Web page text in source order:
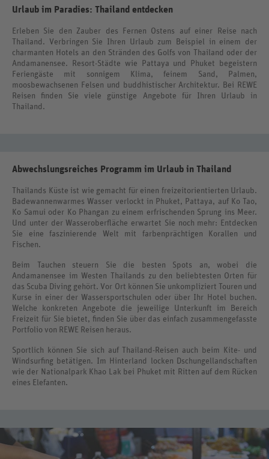
Urlaub im Paradies: Thailand entdecken
Erleben Sie den Zauber des Fernen Ostens auf einer Reise nach
Thailand. Verbringen Sie Ihren Urlaub zum Beispiel in einem der
charmanten Hotels an den Stränden des Golfs von Thailand oder der
Andamanensee. Resort-Städte wie Pattaya und Phuket begeistern
Feriengäste mit sonnigem Klima, feinem Sand, Palmen,
moosbewachsenen Felsen und buddhistischer Architektur. Bei REWE
Reisen finden Sie viele günstige Angebote für Ihren Urlaub in
Thailand.
Abwechslungsreiches Programm im Urlaub in Thailand
Thailands Küste ist wie gemacht für einen freizeitorientierten Urlaub.
Badewannenwarmes Wasser verlockt in Phuket, Pattaya, auf Ko Tao,
Ko Samui oder Ko Phangan zu einem erfrischenden Sprung ins Meer.
Und unter der Wasseroberfläche erwartet Sie noch mehr: Entdecken
Sie eine faszinierende Welt mit farbenprächtigen Korallen und
Fischen.
Beim Tauchen steuern Sie die besten Spots an, wobei die
Andamanensee im Westen Thailands zu den beliebtesten Orten für
das Scuba Diving gehört. Vor Ort können Sie unkompliziert Touren und
Kurse in einer der Wassersportschulen oder über Ihr Hotel buchen.
Welche konkreten Angebote die jeweilige Unterkunft im Bereich
Freizeit für Sie bietet, finden Sie über das einfach zusammengefasste
Portfolio von REWE Reisen heraus.
Sportlich können Sie sich auf Thailand-Reisen auch beim Kite- und
Windsurfing betätigen. Im Hinterland locken Dschungellandschaften
wie der Nationalpark Khao Lak bei Phuket mit Ritten auf dem Rücken
eines Elefanten.